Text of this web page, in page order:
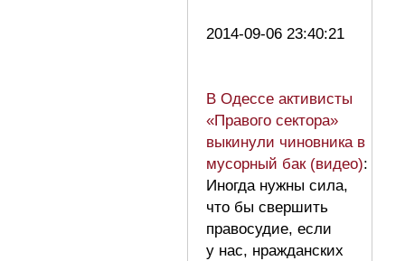
2014-09-06 23:40:21
В Одессе активисты
«Правого сектора»
выкинули чиновника в
мусорный бак (видео):
Иногда нужны сила,
что бы свершить
правосудие, если
у нас, нражданских